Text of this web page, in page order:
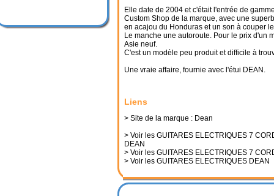
Elle date de 2004 et c'était l'entrée de
Custom Shop de la marque, avec une
en acajou du Honduras et un son à couper
Le manche une autoroute. Pour le prix d'un
Asie neuf.
C'est un modèle peu produit et difficile à
Une vraie affaire, fournie avec l'étui DEAN.
Liens
> Site de la marque : Dean
> Voir les GUITARES ELECTRIQUES 7
DEAN
> Voir les GUITARES ELECTRIQUES 7
> Voir les GUITARES ELECTRIQUES DEAN